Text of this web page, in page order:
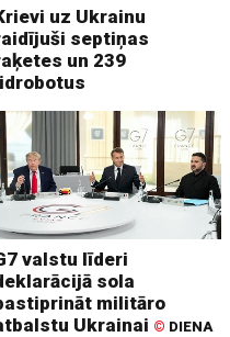
uz Ukrainu
septiņas
un 239
valstu līderi
sola
militāro
Ukrainai © DIENA